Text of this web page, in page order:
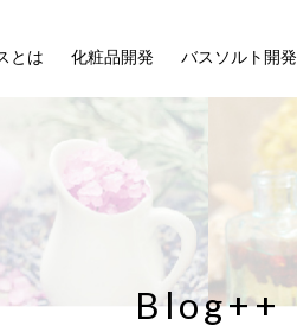
とは 化粧品開発 バスソルト開発
Blog++